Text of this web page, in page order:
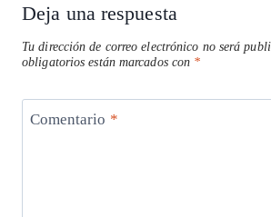
Deja una respuesta
Tu dirección de correo electrónico no será
obligatorios están marcados con *
Comentario *